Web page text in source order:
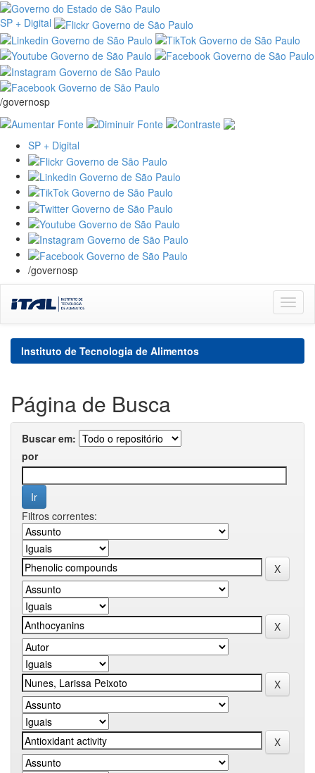
SP + Digital
/governosp
SP + Digital
/governosp
navigation
Instituto de Tecnologia de Alimentos
Página de Busca
Buscar em:
por
Filtros correntes: